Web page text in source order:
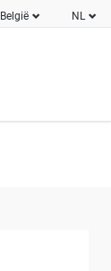
NL
België